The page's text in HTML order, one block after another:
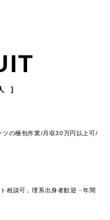
ツの梱包作業/月収30万円以上可/
相談可」理系出身者歓迎・年間